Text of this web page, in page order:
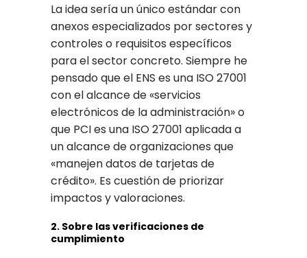
La idea sería un único estándar con
anexos especializados por sectores y
controles o requisitos específicos
para el sector concreto. Siempre he
pensado que el ENS es una ISO 27001
con el alcance de «servicios
electrónicos de la administración» o
que PCI es una ISO 27001 aplicada a
un alcance de organizaciones que
«manejen datos de tarjetas de
crédito». Es cuestión de priorizar
impactos y valoraciones.
2. Sobre las verificaciones de
cumplimiento